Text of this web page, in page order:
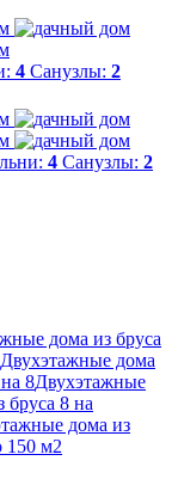
4 Санузлы: 2
4 Санузлы: 2
дома из бруса
Двухэтажные дома
8Двухэтажные
бруса 8 на
дома из
150 м2